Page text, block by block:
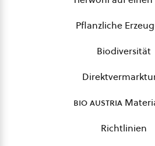
Pflanzliche
Biodiversität
bio austria
Richtlinien